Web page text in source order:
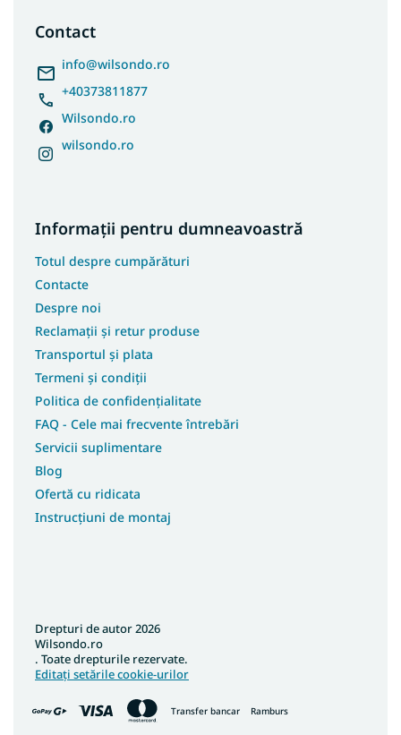
Contact
info@wilsondo.ro
+40373811877
Wilsondo.ro
wilsondo.ro
Informații pentru dumneavoastră
Totul despre cumpărături
Contacte
Despre noi
Reclamații și retur produse
Transportul și plata
Termeni și condiții
Politica de confidențialitate
FAQ - Cele mai frecvente întrebări
Servicii suplimentare
Blog
Ofertă cu ridicata
Instrucțiuni de montaj
Transfer bancar Ramburs
Drepturi de autor 2026
Wilsondo.ro
. Toate drepturile rezervate.
Editați setările cookie-urilor